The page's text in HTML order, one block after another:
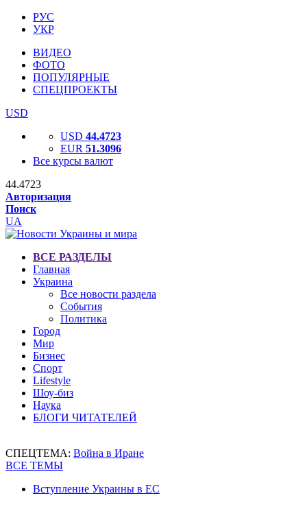
РУС
УКР
ВИДЕО
ФОТО
ПОПУЛЯРНЫЕ
СПЕЦПРОЕКТЫ
USD
USD 44.4723
EUR 51.3096
Все курсы валют
44.4723
Авторизация
Поиск
UA
ВСЕ РАЗДЕЛЫ
Главная
Украина
Все новости раздела
События
Политика
Город
Мир
Бизнес
Спорт
Lifestyle
Шоу-биз
Наука
БЛОГИ ЧИТАТЕЛЕЙ
СПЕЦТЕМА: Война в Иране
ВСЕ ТЕМЫ
Вступление Украины в ЕС